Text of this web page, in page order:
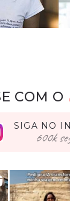
COM O
SIGA NO